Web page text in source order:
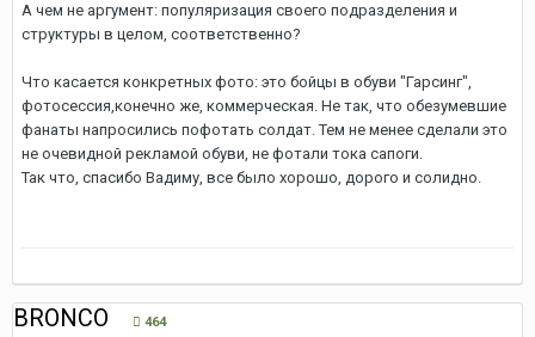
А чем не аргумент: популяризация своего подразделения и
структуры в целом, соответственно?
Что касается конкретных фото: это бойцы в обуви "Гарсинг",
фотосессия,конечно же, коммерческая. Не так, что обезумевшие
фанаты напросились пофотать солдат. Тем не менее сделали это
не очевидной рекламой обуви, не фотали тока сапоги.
Так что, спасибо Вадиму, все было хорошо, дорого и солидно.
BRONCO 464